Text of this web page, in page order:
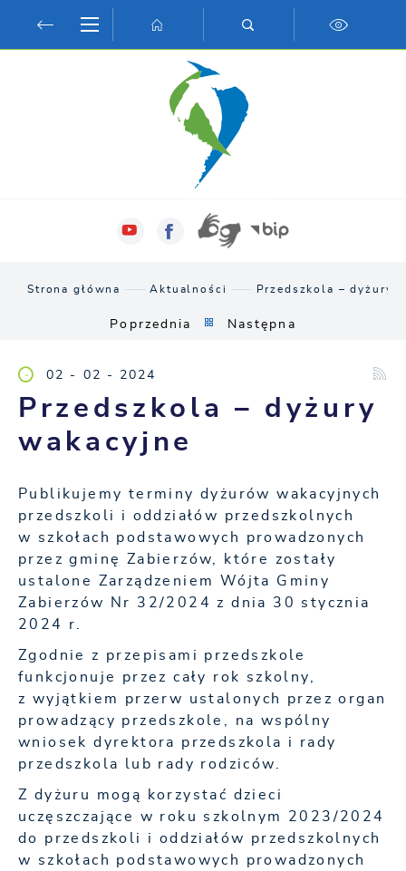
Przejdź do menu.
Przejdź do wyszukiwarki.
Przejdź do treści.
Przejdź do ustawień wielkości czcionki.
Włącz wersję kontrastową strony.
Strona główna Aktualności Przedszkola – dyżury
Poprzednia Następna
02 - 02 - 2024
Przedszkola – dyżury
wakacyjne
Publikujemy terminy dyżurów wakacyjnych
przedszkoli i oddziałów przedszkolnych
w szkołach podstawowych prowadzonych
przez gminę Zabierzów, które zostały
ustalone Zarządzeniem Wójta Gminy
Zabierzów Nr 32/2024 z dnia 30 stycznia
2024 r.
Zgodnie z przepisami przedszkole
funkcjonuje przez cały rok szkolny,
z wyjątkiem przerw ustalonych przez organ
prowadzący przedszkole, na wspólny
wniosek dyrektora przedszkola i rady
przedszkola lub rady rodziców.
Z dyżuru mogą korzystać dzieci
uczęszczające w roku szkolnym 2023/2024
do przedszkoli i oddziałów przedszkolnych
w szkołach podstawowych prowadzonych